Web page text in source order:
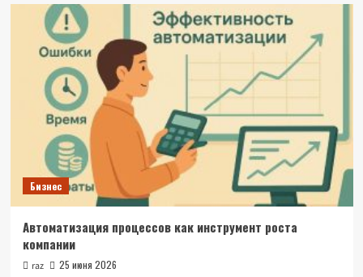
Бизнес
Автоматизация процессов как инструмент роста
компании
raz 25 июня 2026